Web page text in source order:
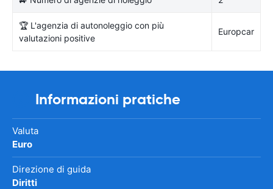
🏆 L'agenzia di autonoleggio con più
valutazioni positive
Europcar
Informazioni pratiche
Valuta
Euro
Direzione di guida
Diritti